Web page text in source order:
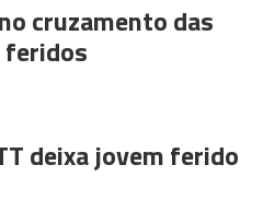
cruzamento das
feridos
deixa jovem ferido